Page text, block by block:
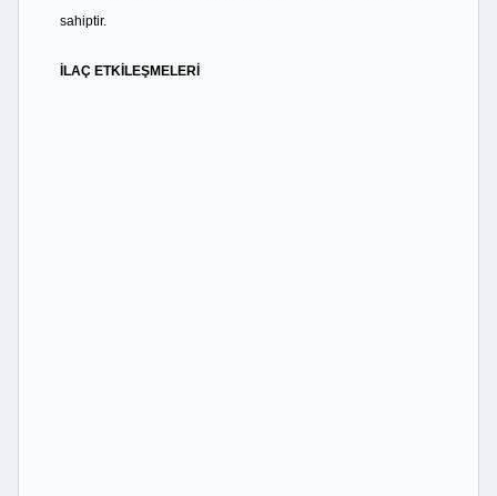
sahiptir.
İLAÇ ETKİLEŞMELERİ